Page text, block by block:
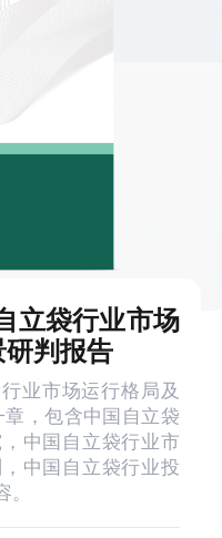
立袋行业市场
判报告
业市场运行格局及
，包含中国自立袋
中国自立袋行业市
中国自立袋行业投